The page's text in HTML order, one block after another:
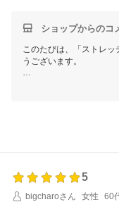
ショップからのコ
このたびは、「ストレ
うございます。
お母様のためにお選び
施設のスタッフ様の更
お母様にも肌ざわりや
ございます。
介助される方と、ご本
5
bigcharoさん
女性
60